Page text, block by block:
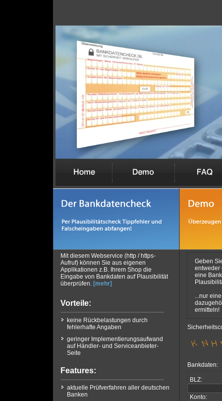
Mit diesem Webservice (http / https-
Aufruf) können Sie aus eigenen
Applikationen z.B. Ihrem Shop die
Eingabe von Bankdaten auf Plausibilität
überprüfen. [mehr]
Vorteile:
keine Rückbelastungen durch
fehlerhafte Angaben
geringer Implementierungsaufwand
auf Händler- und Serviceanbieter-
Seite
Features:
aktuelle Prüfverfahren aller deutschen
Banken
Geben
entweder
eine
...nur
ermitteln!
Bankdaten:
BLZ:
Konto: